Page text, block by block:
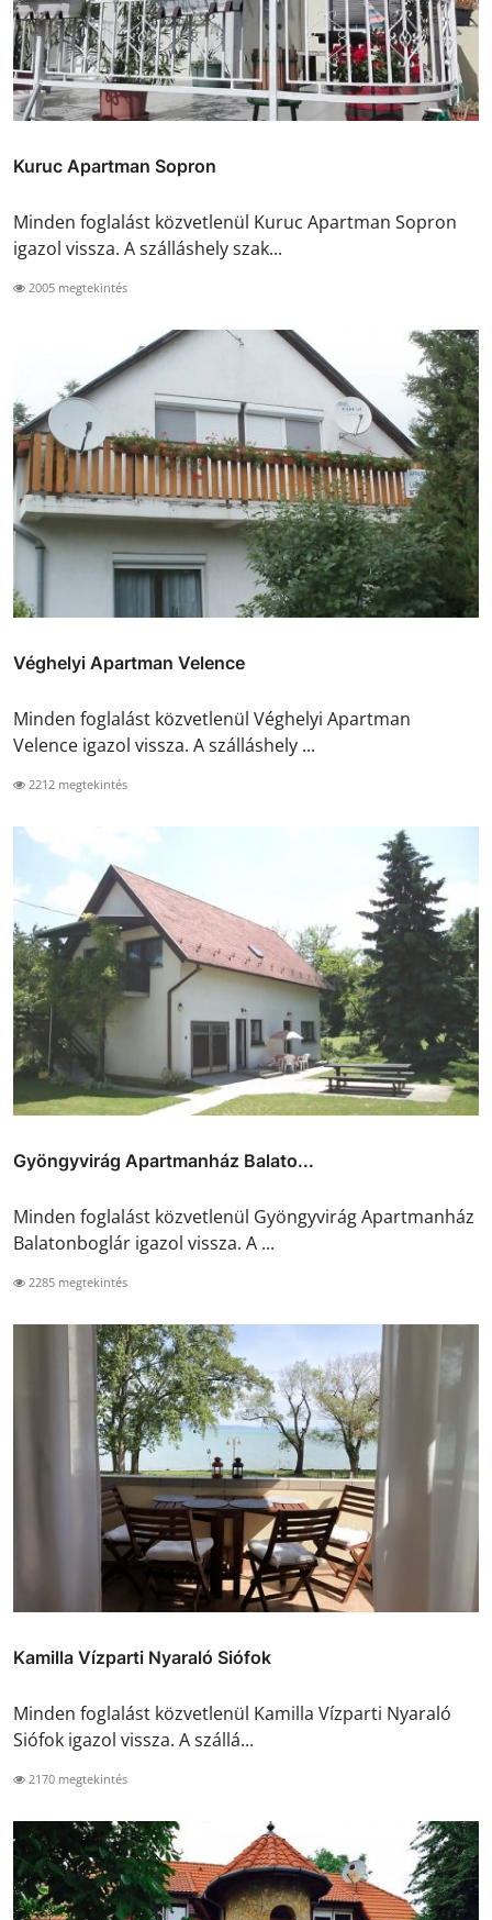
Kuruc Apartman Sopron
Minden foglalást közvetlenül Kuruc Apartman Sopron
igazol vissza. A szálláshely szak...
2005 megtekintés
Véghelyi Apartman Velence
Minden foglalást közvetlenül Véghelyi Apartman
Velence igazol vissza. A szálláshely ...
2212 megtekintés
Gyöngyvirág Apartmanház Balato...
Minden foglalást közvetlenül Gyöngyvirág Apartmanház
Balatonboglár igazol vissza. A ...
2285 megtekintés
Kamilla Vízparti Nyaraló Siófok
Minden foglalást közvetlenül Kamilla Vízparti Nyaraló
Siófok igazol vissza. A szállá...
2170 megtekintés